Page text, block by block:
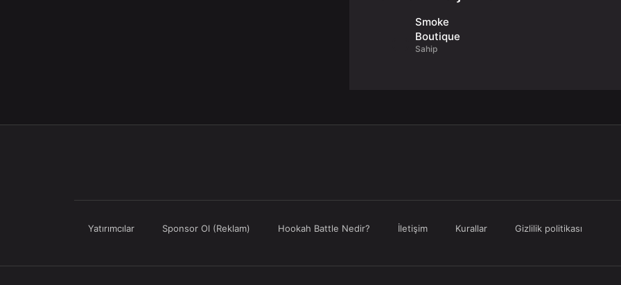
Smoke
Boutique
Sahip
Yatırımcılar Sponsor Ol (Reklam) Hookah Battle Nedir? İletişim Kurallar Gizlilik politikası